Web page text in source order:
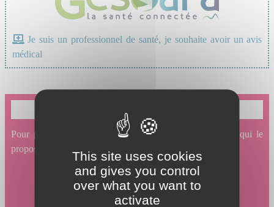
Je suis un professionnel de santé, je souhaite avoir un avis
médical
Pour prendre un rendez-vous en ligne avec un service qui le
propose, cliquez ici.This site uses cookies
and gives you control
over what you want to
activate